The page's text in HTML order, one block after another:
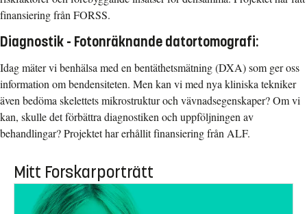
finansiering från FORSS.
Diagnostik - Fotonräknande datortomografi:
Idag mäter vi benhälsa med en bentäthetsmätning (DXA) som ger oss
information om bendensiteten. Men kan vi med nya kliniska tekniker
även bedöma skelettets mikrostruktur och vävnadsegenskaper? Om vi
kan, skulle det förbättra diagnostiken och uppföljningen av
behandlingar? Projektet har erhållit finansiering från ALF.
Mitt Forskarporträtt